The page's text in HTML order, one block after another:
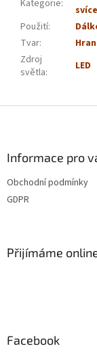
Kategorie:
Použití:
Tvar:
Zdroj
světla: LED
Informace pro
Obchodní podmínky
GDPR
Přijímáme
Facebook